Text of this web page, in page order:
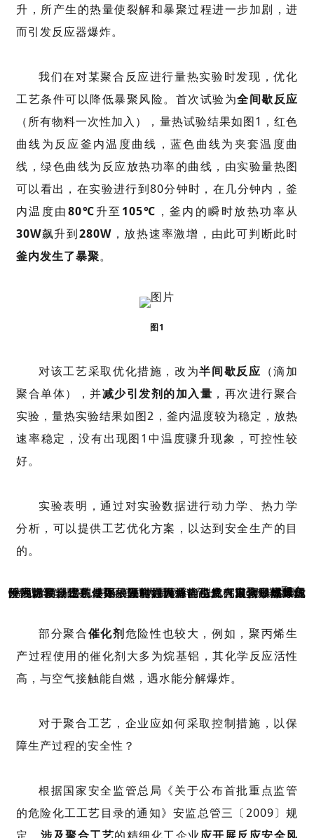
升，所产生的热量使裂解和暴聚过程进一步加剧，进
而引发反应器爆炸。
我们在对某聚合反应进行量热实验时发现，优化
工艺条件可以降低暴聚风险。首次试验为全间歇反应
（所有物料一次性加入），量热试验结果如图1，红色
曲线为反应釜内温度曲线，蓝色曲线为夹套温度曲
线，绿色曲线为反应放热功率的曲线，由实验量热图
可以看出，在实验进行到80分钟时，在几分钟内，釜
内温度由80℃升至 105℃ ，釜内的瞬时放热功率从
30W飙升到280W，放热速率激增，由此可判断此时
釜内发生了暴聚。
图1
对该工艺采取优化措施，改为半间歇反应 （滴加
聚合单体），并减少引发剂的加入量 ，再次进行聚合
实验，量热实验结果如图2，釜内温度较为稳定，放热
速率稳定，没有出现图1中温度骤升现象，可控性较
好。
实验表明，通过对实验数据进行动力学、 热力学
分析 ，可以提供工艺优化方案，以达到安全生产的目
的。
聚合反应除了易发生暴聚，聚合原料通常也具有自聚和燃爆
危险性。聚合工艺使用的原料如丙烯、乙烯、苯、甲醛等属于易燃易爆物质，如果发生泄漏，能与空气混合形成爆炸性混合物，达到爆炸极限时遇火源会引发火灾、爆炸。另外丙烯在一定条件下，还能在设备内生成自聚物，导致设备或管道胀裂，甚至造成大量物料流出，引起燃烧和爆炸。
部分聚合催化剂危险性也较大，例如，聚丙烯生
产过程使用的催化剂大多为烷基铝，其化学反应活性
高，与空气接触能自燃，遇水能分解爆炸。
对于聚合工艺，企业应如何采取控制措施，以保
障生产过程的安全性？
根据国家安全监管总局《关于公布首批重点监管
的危险化工工艺目录的通知》安监总管三〔2009〕规
定， 涉及聚合工艺的精细化工企业应开展反应安全风